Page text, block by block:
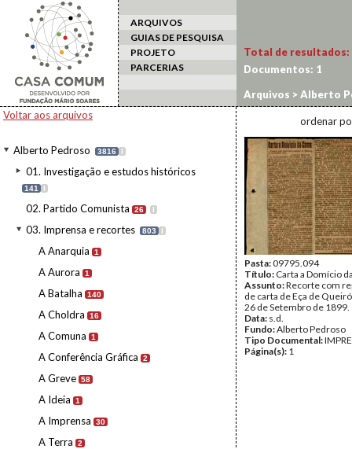
ARQUIVOS
GUIAS DE PESQUISA
PROJETO
PARCERIAS
Voltar aos arquivos
Alberto Pedroso 3816 I
01. Investigação e estudos históricos
141 I
02. Partido Comunista 26 I
03. Imprensa e recortes 803 I
A Anarquia 1
A Aurora 1
A Batalha 140
A Choldra 16
A Comuna 1
A Conferência Gráfica 2
A Greve 58
A Ideia 1
A Imprensa 30
A Terra 2
Total de resultados:
Documentos: 1
Arquivos >Alberto
ordenar
Pasta:09795.094
Título: Carta a Domício
Assunto:Recorte com
de carta de Eça de
26 de Setembro de 1899.
Data: s.d.
Fundo:Alberto Pedroso
Tipo Documental:
Página(s): 1